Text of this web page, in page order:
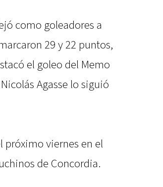
como goleadores a
29 y 22 puntos,
el goleo del Memo
Agasse lo siguió
próximo viernes en el
de Concordia.